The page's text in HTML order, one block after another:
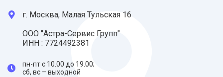
г. Москва, Малая Тульская 16
ООО "Астра-Сервис Групп"
ИНН : 7724492381
пн-пт с 10.00 до 19.00;
сб, вс – выходной